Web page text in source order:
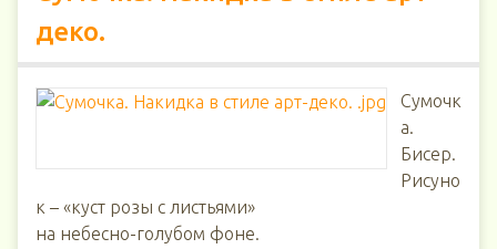
деко.
Сумочк
а.
Бисер.
Рисуно
к – «куст розы с листьями»
на небесно-голубом фоне.